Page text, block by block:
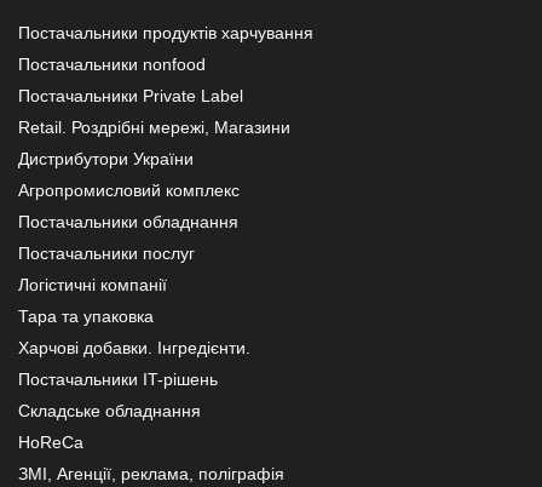
Постачальники продуктів харчування
Постачальники nonfood
Постачальники Private Label
Retail. Роздрібні мережі, Магазини
Дистрибутори України
Агропромисловий комплекс
Постачальники обладнання
Постачальники послуг
Логістичні компанії
Тара та упаковка
Харчові добавки. Інгредієнти.
Постачальники IT-рішень
Складське обладнання
HoReCa
ЗМІ, Агенції, реклама, поліграфія